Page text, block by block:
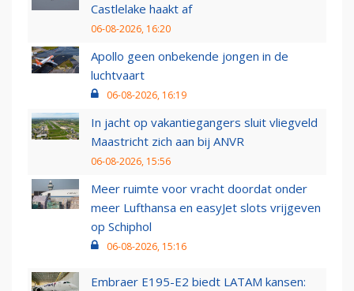
Castlelake haakt af
06-08-2026, 16:20
Apollo geen onbekende jongen in de
luchtvaart
06-08-2026, 16:19
In jacht op vakantiegangers sluit vliegveld
Maastricht zich aan bij ANVR
06-08-2026, 15:56
Meer ruimte voor vracht doordat onder
meer Lufthansa en easyJet slots vrijgeven
op Schiphol
06-08-2026, 15:16
Embraer E195-E2 biedt LATAM kansen: